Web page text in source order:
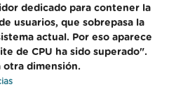
dedicado para contener la
usuarios, que sobrepasa la
actual. Por eso aparece
de CPU ha sido superado".
otra dimensión.